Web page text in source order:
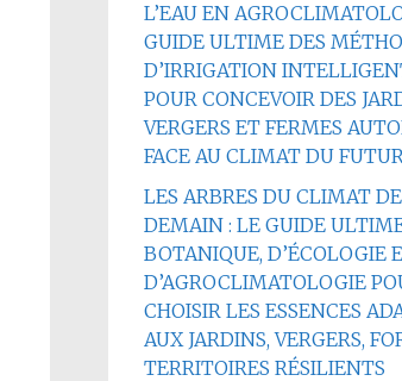
L’EAU EN
GUIDE ULTIME DES
D’IRRIGATION
POUR CONCEVOIR DES
VERGERS ET FERMES
FACE AU CLIMAT DU
LES ARBRES DU CLIMAT DE
DEMAIN : LE GUIDE
BOTANIQUE, D’ÉCOLOGIE
D’AGROCLIMATOLOGIE
CHOISIR LES ESSENCES
AUX JARDINS, VERGERS,
TERRITOIRES RÉSILIENTS